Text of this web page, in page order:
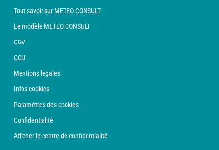
Tout savoir sur METEO CONSULT
Le modèle METEO CONSULT
CGV
CGU
Mentions légales
Infos cookies
Paramètres des cookies
Confidentialité
Afficher le centre de confidentialité